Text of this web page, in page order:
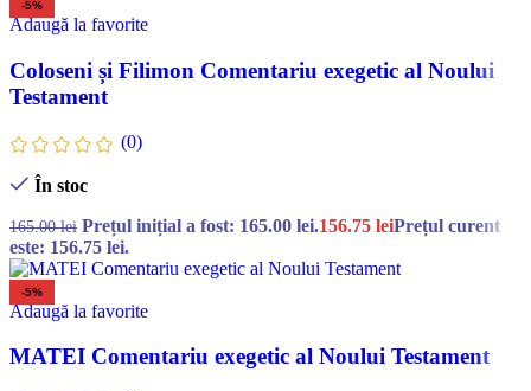
-5%
Adaugă la favorite
Coloseni și Filimon Comentariu exegetic al Noului
Testament
(0)
În stoc
165.00lei Prețul inițial a fost: 165.00 lei.156.75 leiPrețul curent
este: 156.75 lei.
-5%
Adaugă la favorite
MATEI Comentariu exegetic al Noului Testament